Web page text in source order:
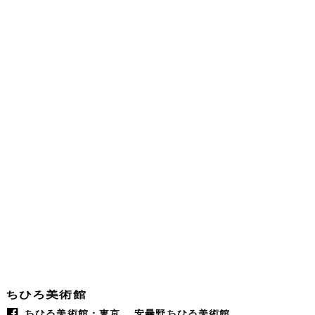
ちひろ美術館
ちひろ美術館・東京 安曇野ちひろ美術館